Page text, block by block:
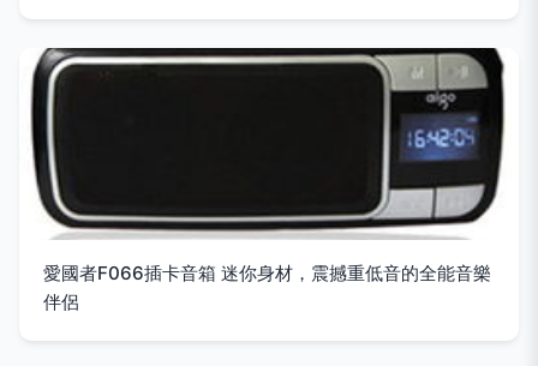
愛國者F066插卡音箱 迷你身材，震撼重低音的全能音樂
伴侶